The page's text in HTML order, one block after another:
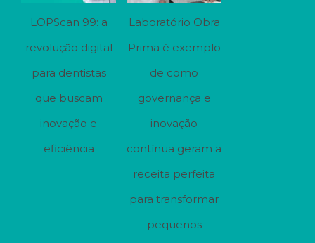
LOPScan 99: a
revolução digital
para dentistas
que buscam
inovação e
eficiência
Laboratório Obra
Prima é exemplo
de como
governança e
inovação
contínua geram a
receita perfeita
para transformar
pequenos